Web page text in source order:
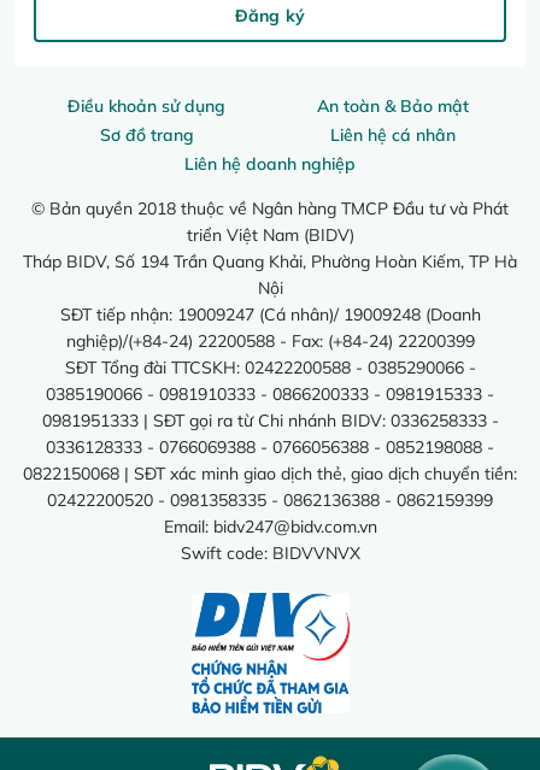
Điều khoản sử dụng
An toàn & Bảo mật
Sơ đồ trang
Liên hệ cá nhân
Liên hệ doanh nghiệp
© Bản quyền 2018 thuộc về Ngân hàng TMCP Đầu tư và Phát
triển Việt Nam (BIDV)
Tháp BIDV, Số 194 Trần Quang Khải, Phường Hoàn Kiếm, TP Hà
Nội
SĐT tiếp nhận: 19009247 (Cá nhân)/ 19009248 (Doanh
nghiệp)/(+84-24) 22200588 - Fax: (+84-24) 22200399
SĐT Tổng đài TTCSKH: 02422200588 - 0385290066 -
0385190066 - 0981910333 - 0866200333 - 0981915333 -
0981951333 | SĐT gọi ra từ Chi nhánh BIDV: 0336258333 -
0336128333 - 0766069388 - 0766056388 - 0852198088 -
0822150068 | SĐT xác minh giao dịch thẻ, giao dịch chuyển tiền:
02422200520 - 0981358335 - 0862136388 - 0862159399
Email: bidv247@bidv.com.vn
Swift code: BIDVVNVX
Đăng ký